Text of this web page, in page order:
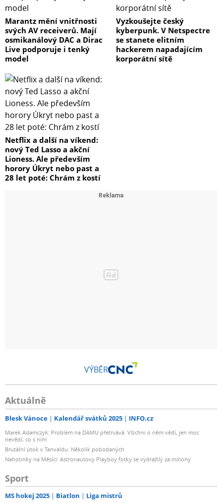
Marantz mění vnitřnosti
svých AV receiverů. Mají
osmikanálový DAC a Dirac
Live podporuje i tenký
model
Vyzkoušejte český
kyberpunk. V Netspectre
se stanete elitním
hackerem napadajícím
korporátní sítě
Netflix a další na víkend:
nový Ted Lasso a akční
Lioness. Ale především
horory Úkryt nebo past a
28 let poté: Chrám z kostí
VÝBĚR
Aktuálně
Blesk Vánoce Kalendář svátků 2025 INFO.cz
Marek Adamczyk: Problém na DAMU přetrvává. Všichni o něm vědí, jen moc
nevědí, co s ním
Brutální útok v Tanvaldu: Několik pobodaných
Nahotinky na Měsíci: Astronautovy Playboy fotky se vydražily za miliony
Sport
MS hokej 2025 Biatlon Liga mistrů